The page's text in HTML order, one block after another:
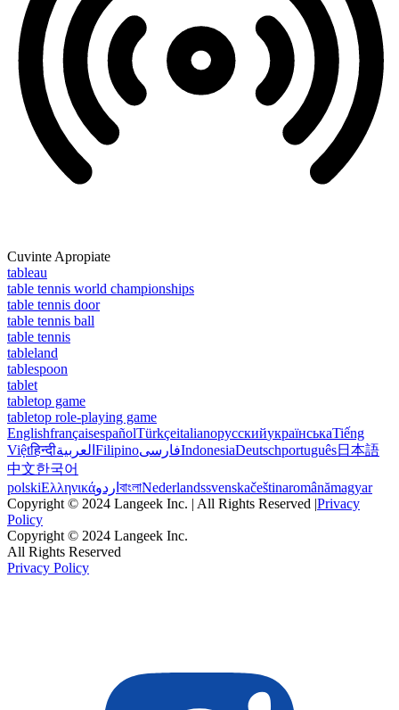
Cuvinte Apropiate
tableau
table tennis world championships
table tennis door
table tennis ball
table tennis
tableland
tablespoon
tablet
tabletop game
tabletop role-playing game
EnglishfrançaisespañolTürkçeitalianoрусскийукраїнськаTiếng
Việtहिन्दीالعربية FilipinoفارسیIndonesiaDeutschportuguês日本語
中文한국어
polskiΕλληνικάاردو বাংলাNederlandssvenskačeštinaromânămagyar
Copyright © 2024 Langeek Inc. | All Rights Reserved |Privacy
Policy
Copyright © 2024 Langeek Inc.
All Rights Reserved
Privacy Policy